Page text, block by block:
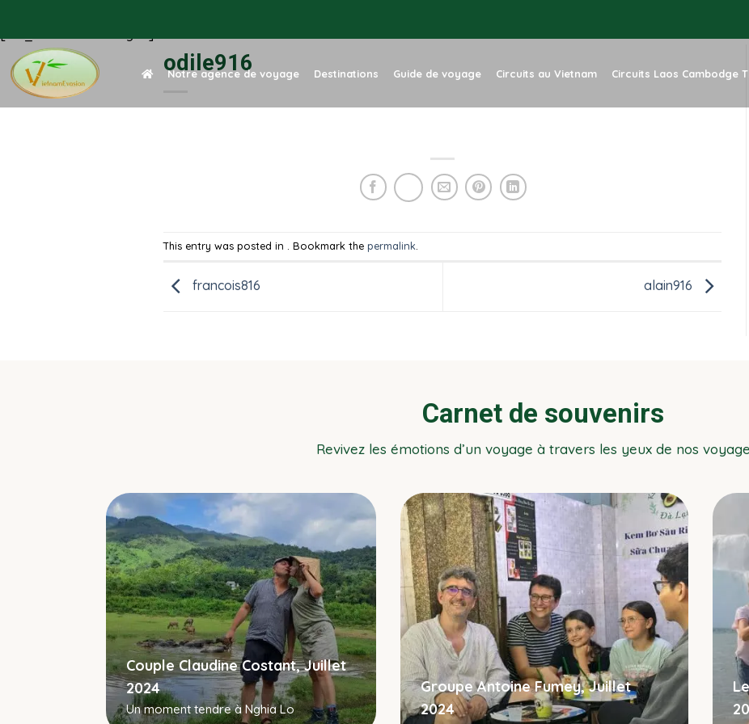
content
Notre agence de voyage Destinations Guide de voyage Circuits au Vietnam Circuits Laos Cambodge
odile916
This entry was posted in . Bookmark the permalink
francois816 alain916
Carnet de souvenirs
Revivez les émotions d’un voyage à travers les yeux de nos
Couple Claudine Costant, Juillet
2024
Un moment tendre à Nghia Lo
Groupe Antoine Fumey, Juillet
2024